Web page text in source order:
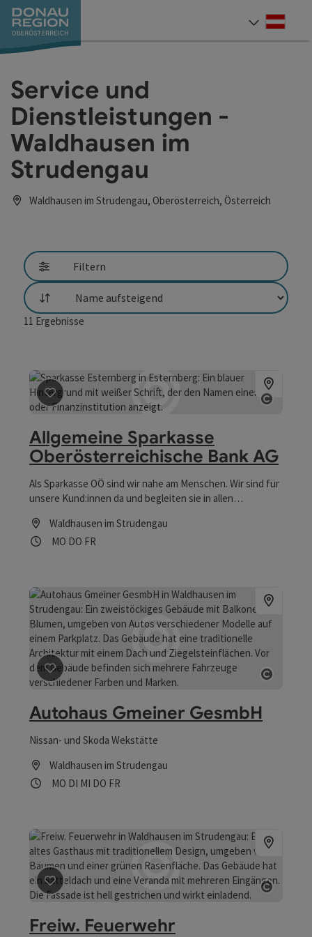
Zum Inhalt
Zur Navigation
Zum Seitenanfang
Zur Kontaktseite
Zum Impressum
Zur Startseite
Service und
Dienstleistungen -
Waldhausen im
Strudengau
Waldhausen im Strudengau, Oberösterreich, Österreich
Filtern
Sortierung
11 Ergebnisse
Beitrag merken: Allgemeine Sparkasse
Allgemeine Sparkasse
Oberösterreichische Bank AG
Als Sparkasse OÖ sind wir nahe am Menschen. Wir sind für
unsere Kund:innen da und begleiten sie in allen
Das Vertrauen, das die Menschen uns entgegenbringen,
ist unser Erfolg und lässt uns weiterhin jeden Tag unser
Waldhausen im Strudengau
Öffnungszeiten
MO Montag geöffnet
DO Donnerstag geöffnet
FRFreitag geöffnet
Beitrag merken : Autohaus Gmeiner GesmbH
Autohaus Gmeiner GesmbH
Nissan- und Skoda Wekstätte
Waldhausen im Strudengau
Öffnungszeiten
MO Montag geöffnet
DI Dienstag geöffnet
MI Mittwoch geöffnet
DO Donnerstag geöffnet
FRFreitag geöffnet
Beitrag merken: Freiw. Feuerwehr
Freiw. Feuerwehr